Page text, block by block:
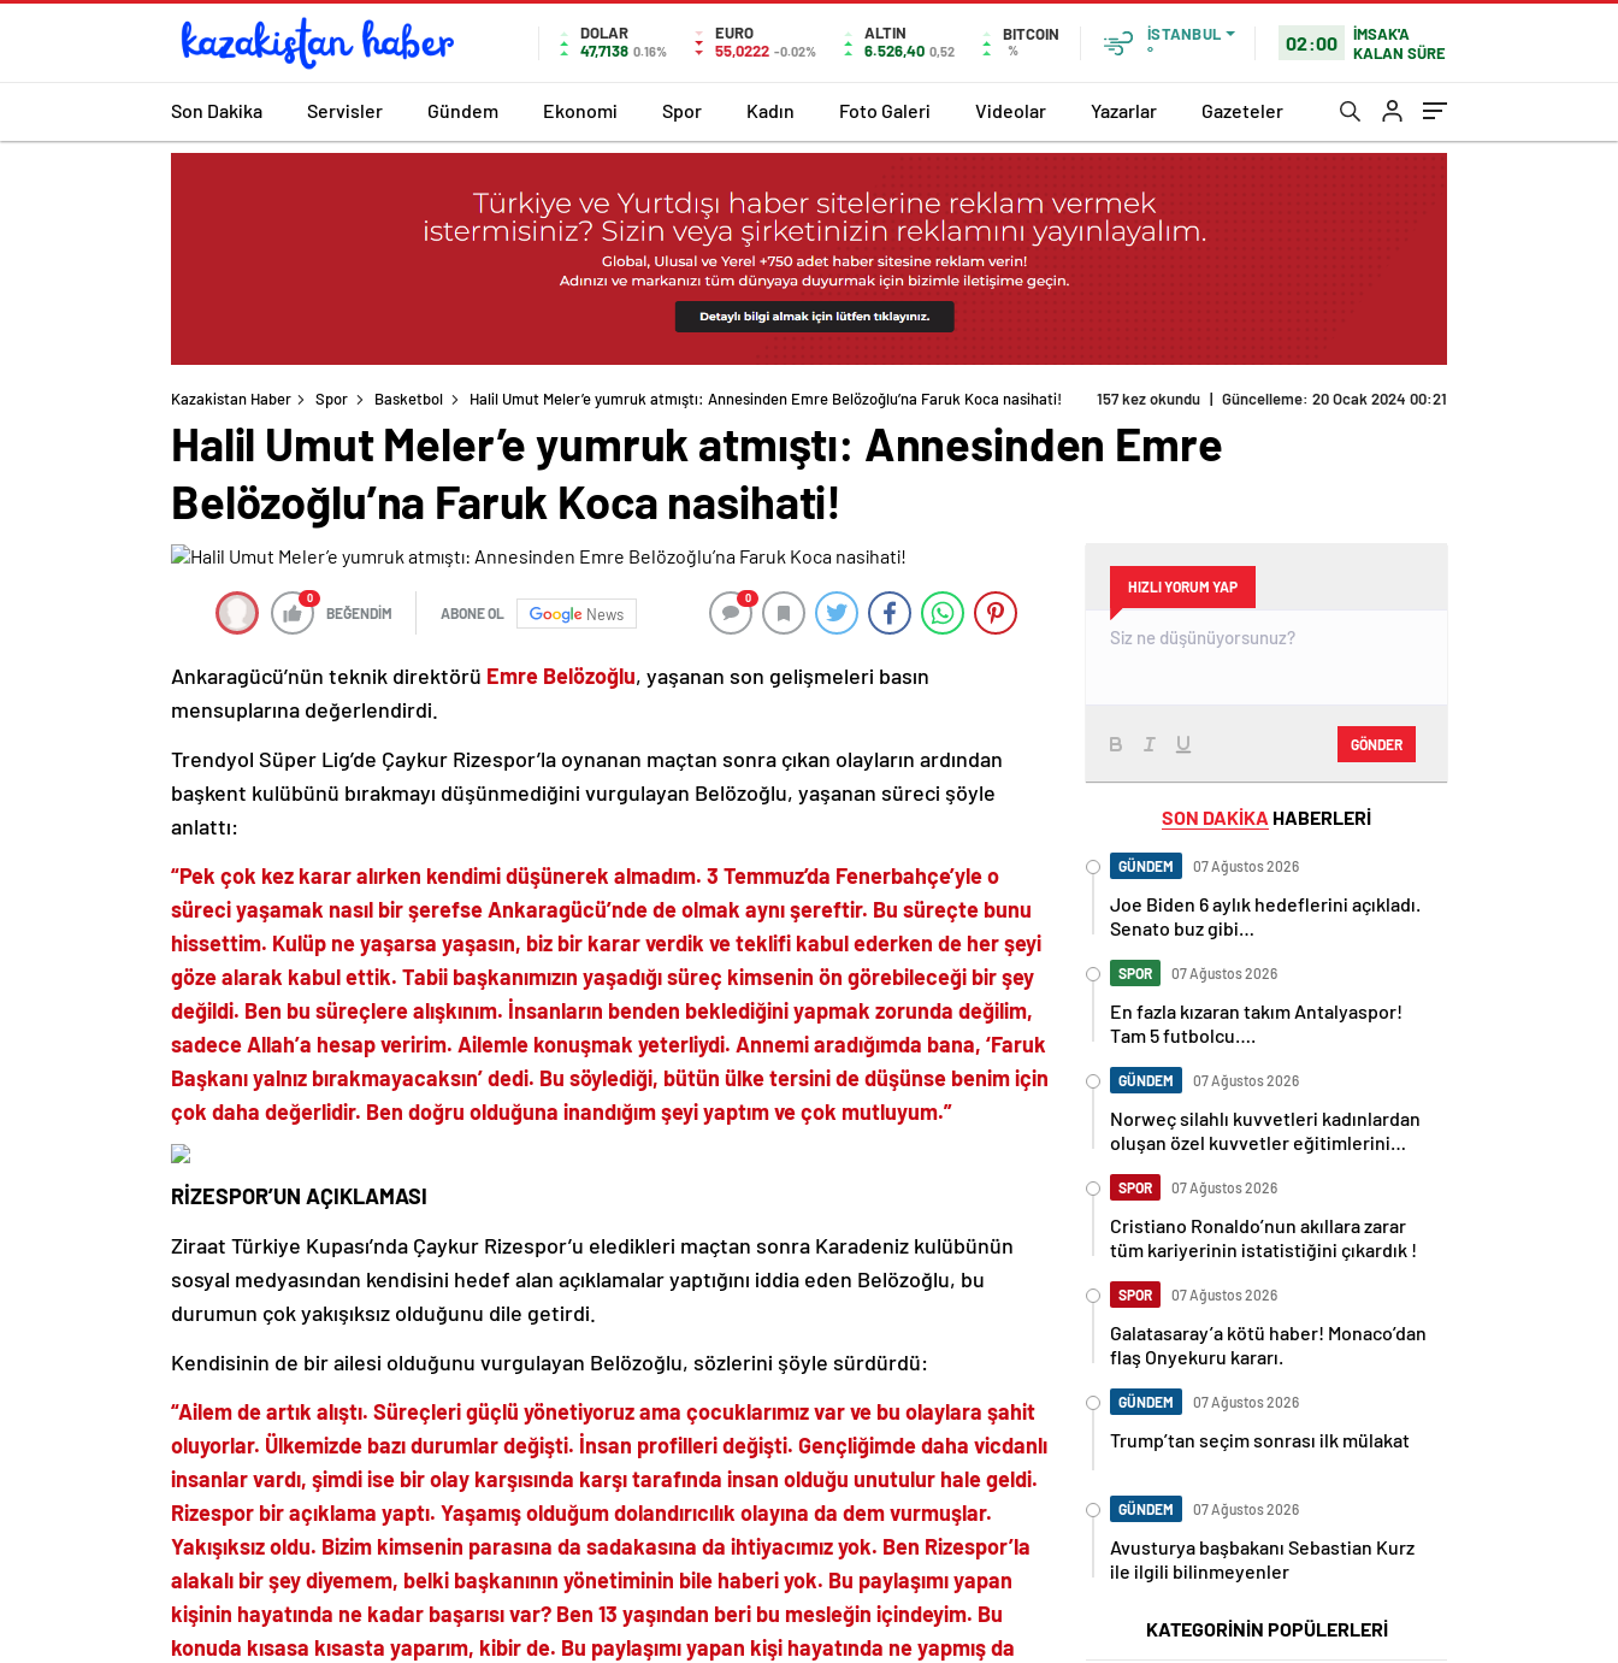
DOLAR
47,7138 0.16%
EURO
55,0222 -0.02%
ALTIN
6.526,40 0,52
BITCOIN
%
İSTANBUL
°
02:00
İMSAK'A
KALAN SÜRE
Son Dakika Servisler Gündem Ekonomi Spor Kadın Foto Galeri Videolar Yazarlar Gazeteler
Kazakistan Haber Spor Basketbol Halil Umut Meler’e yumruk atmıştı: Annesinden Emre Belözoğlu’na Faruk Koca nasihati! 157 kez okundu | Güncelleme: 20 Ocak 2024 00:21
Halil Umut Meler’e yumruk atmıştı: Annesinden Emre
Belözoğlu’na Faruk Koca nasihati!
0
BEĞENDİM ABONE OL News
0
Ankaragücü’nün teknik direktörü Emre Belözoğlu, yaşanan son gelişmeleri basın
mensuplarına değerlendirdi.
Trendyol Süper Lig’de Çaykur Rizespor’la oynanan maçtan sonra çıkan olayların ardından
başkent kulübünü bırakmayı düşünmediğini vurgulayan Belözoğlu, yaşanan süreci şöyle
anlattı:
“Pek çok kez karar alırken kendimi düşünerek almadım. 3 Temmuz’da Fenerbahçe’yle o
süreci yaşamak nasıl bir şerefse Ankaragücü’nde de olmak aynı şereftir. Bu süreçte bunu
hissettim. Kulüp ne yaşarsa yaşasın, biz bir karar verdik ve teklifi kabul ederken de her şeyi
göze alarak kabul ettik. Tabii başkanımızın yaşadığı süreç kimsenin ön görebileceği bir şey
değildi. Ben bu süreçlere alışkınım. İnsanların benden beklediğini yapmak zorunda değilim,
sadece Allah’a hesap veririm. Ailemle konuşmak yeterliydi. Annemi aradığımda bana, ‘Faruk
Başkanı yalnız bırakmayacaksın’ dedi. Bu söylediği, bütün ülke tersini de düşünse benim için
çok daha değerlidir. Ben doğru olduğuna inandığım şeyi yaptım ve çok mutluyum.”
RİZESPOR’UN AÇIKLAMASI
Ziraat Türkiye Kupası’nda Çaykur Rizespor’u eledikleri maçtan sonra Karadeniz kulübünün
sosyal medyasından kendisini hedef alan açıklamalar yaptığını iddia eden Belözoğlu, bu
durumun çok yakışıksız olduğunu dile getirdi.
Kendisinin de bir ailesi olduğunu vurgulayan Belözoğlu, sözlerini şöyle sürdürdü:
“Ailem de artık alıştı. Süreçleri güçlü yönetiyoruz ama çocuklarımız var ve bu olaylara şahit
oluyorlar. Ülkemizde bazı durumlar değişti. İnsan profilleri değişti. Gençliğimde daha vicdanlı
insanlar vardı, şimdi ise bir olay karşısında karşı tarafında insan olduğu unutulur hale geldi.
Rizespor bir açıklama yaptı. Yaşamış olduğum dolandırıcılık olayına da dem vurmuşlar.
Yakışıksız oldu. Bizim kimsenin parasına da sadakasına da ihtiyacımız yok. Ben Rizespor’la
alakalı bir şey diyemem, belki başkanının yönetiminin bile haberi yok. Bu paylaşımı yapan
kişinin hayatında ne kadar başarısı var? Ben 13 yaşından beri bu mesleğin içindeyim. Bu
konuda kısasa kısasta yaparım, kibir de. Bu paylaşımı yapan kişi hayatında ne yapmış da
HIZLI YORUM YAP
GÖNDER
SON DAKİKA HABERLERİ
GÜNDEM 07 Ağustos 2026
Joe Biden 6 aylık hedeflerini açıkladı.
Senato buz gibi…
SPOR 07 Ağustos 2026
En fazla kızaran takım Antalyaspor!
Tam 5 futbolcu….
GÜNDEM 07 Ağustos 2026
Norweç silahlı kuvvetleri kadınlardan
oluşan özel kuvvetler eğitimlerini
SPOR 07 Ağustos 2026
Cristiano Ronaldo’nun akıllara zarar
tüm kariyerinin istatistiğini çıkardık !
SPOR 07 Ağustos 2026
Galatasaray’a kötü haber! Monaco’dan
flaş Onyekuru kararı.
GÜNDEM 07 Ağustos 2026
Trump’tan seçim sonrası ilk mülakat
GÜNDEM 07 Ağustos 2026
Avusturya başbakanı Sebastian Kurz
ile ilgili bilinmeyenler
KATEGORİNİN POPÜLERLERİ